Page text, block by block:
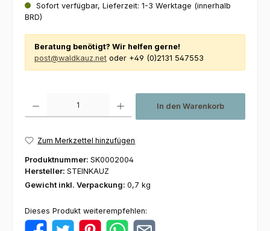
Sofort verfügbar, Lieferzeit: 1-3 Werktage (innerhalb
BRD)
Beratung benötigt? Wir helfen gerne!
post@waldkauz.net oder +49 (0)2131 547553
In den Warenkorb
Zum Merkzettel hinzufügen
Produktnummer: SK0002004
Hersteller: STEINKAUZ
Gewicht inkl. Verpackung: 0,7 kg
Dieses Produkt weiterempfehlen: